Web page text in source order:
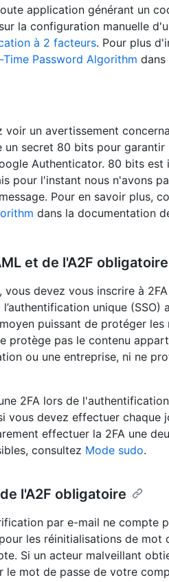
application générant un
la configuration manuelle
à 2 facteurs. Pour plus
Time Password Algorithm dans
voir un avertissement
secret 80 bits pour garantir
Authenticator. 80 bits est
pour l'instant nous n'avons
Pour en savoir plus,
dans la documentation
et de l'A2F obligatoire
devez vous inscrire à 2FA
unique (SSO)
puissant de protéger les
protège pas le contenu
ou une entreprise, ni ne
2FA lors de
vous devez effectuer chaque
effectuer la 2FA une
consultez Mode sudo.
l'A2F obligatoire
par e-mail ne compte
les réinitialisations de mot
Si un acteur malveillant
le mot de passe de votre